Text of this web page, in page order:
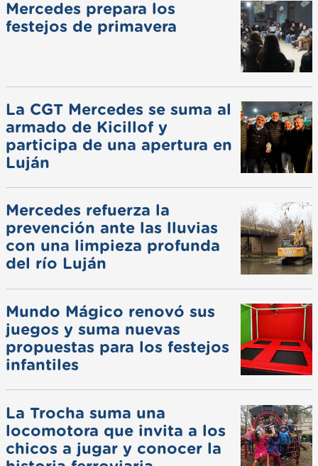
Mercedes prepara los
festejos de primavera
La CGT Mercedes se suma al
armado de Kicillof y
participa de una apertura en
Luján
Mercedes refuerza la
prevención ante las lluvias
con una limpieza profunda
del río Luján
Mundo Mágico renovó sus
juegos y suma nuevas
propuestas para los festejos
infantiles
La Trocha suma una
locomotora que invita a los
chicos a jugar y conocer la